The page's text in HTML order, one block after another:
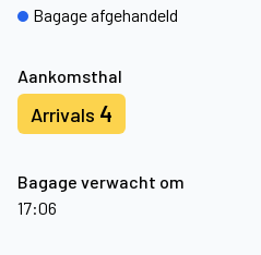
Aankomsthal
Arrivals 4
Bagage verwacht om
17:06
Bagage afgehandeld